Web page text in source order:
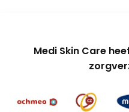
Medi Skin Care